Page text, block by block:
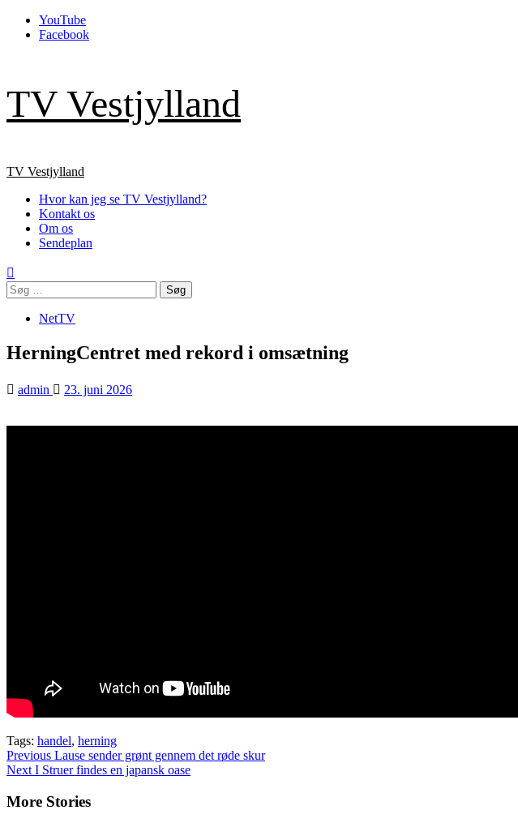
Skip
YouTube
Facebook
TV Vestjylland
Primary
TV Vestjylland
Hvor kan jeg se TV Vestjylland?
Kontakt os
Om os
Sendeplan
Søg
efter:
NetTV
HerningCentret med rekord i omsætning
admin 23. juni 2026
Tags: handel, herning
Continue
Reading
Previous Lause sender grønt gennem det røde skur
Next I Struer findes en japansk oase
More Stories